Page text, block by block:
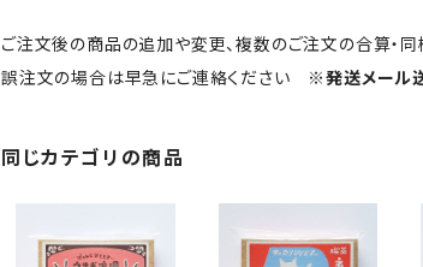
ご注文後の商品の追加や変更、複数のご注文の合算・
誤注文の場合は早急にご連絡ください ※発送メール
同じカテゴリの商品